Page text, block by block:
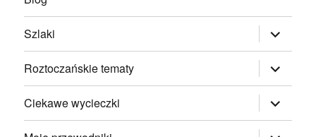
Szlaki rozwiń
menu
potomne
Roztoczańskie tematy
rozwiń
menu
potomne
Ciekawe wycieczki
rozwiń
menu
potomne
rozwiń